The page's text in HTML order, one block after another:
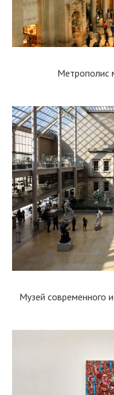
Метрополис
Музей современного